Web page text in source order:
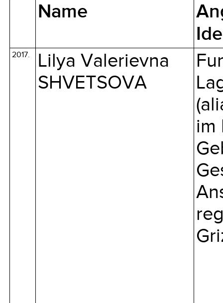
Name
2017.
Lilya Valerievna
SHVETSOVA
im